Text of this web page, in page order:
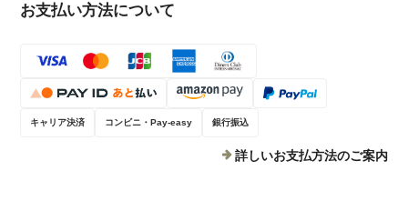
お支払い方法について
キャリア決済 コンビニ・Pay-easy 銀行振込
詳しいお支払方法のご案内